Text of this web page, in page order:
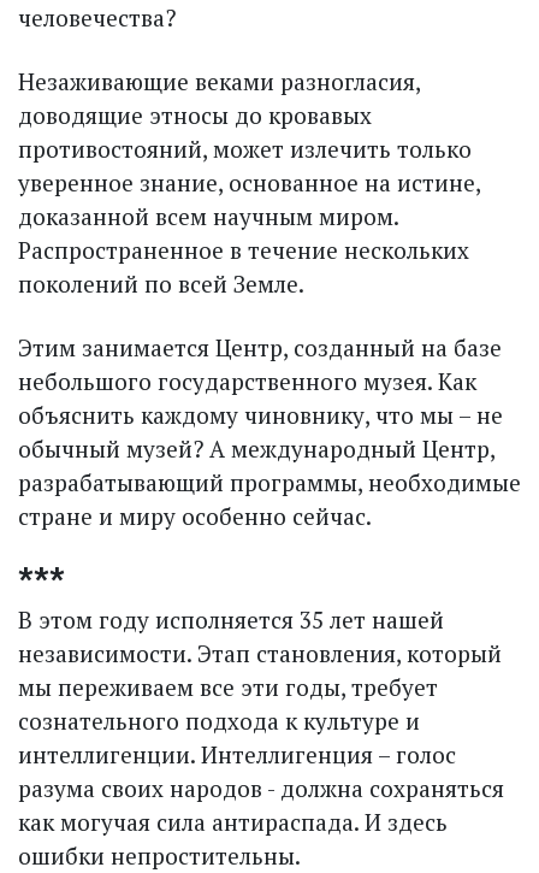
человечества?
Незаживающие веками разногласия,
доводящие этносы до кровавых
противостояний, может излечить только
уверенное знание, основанное на истине,
доказанной всем научным миром.
Распространенное в течение нескольких
поколений по всей Земле.
Этим занимается Центр, созданный на базе
небольшого государственного музея. Как
объяснить каждому чиновнику, что мы – не
обычный музей? А международный Центр,
разрабатывающий программы, необходимые
стране и миру особенно сейчас.
***
В этом году исполняется 35 лет нашей
независимости. Этап становления, который
мы переживаем все эти годы, требует
сознательного подхода к культуре и
интеллигенции. Интеллигенция – голос
разума своих народов - должна сохраняться
как могучая сила антираспада. И здесь
ошибки непростительны.